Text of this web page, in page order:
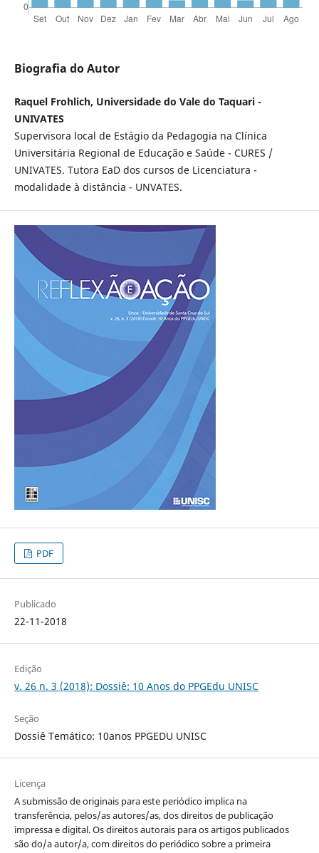
Biografia do Autor
Raquel Frohlich, Universidade do Vale do Taquari -
UNIVATES
Supervisora local de Estágio da Pedagogia na Clínica
Universitária Regional de Educação e Saúde - CURES /
UNIVATES. Tutora EaD dos cursos de Licenciatura -
modalidade à distância - UNVATES.
PDF
Publicado
22-11-2018
Edição
v. 26 n. 3 (2018): Dossiê: 10 Anos do PPGEdu UNISC
Seção
Dossiê Temático: 10anos PPGEDU UNISC
Licença
A submissão de originais para este periódico implica na
transferência, pelos/as autores/as, dos direitos de publicação
impressa e digital. Os direitos autorais para os artigos publicados
são do/a autor/a, com direitos do periódico sobre a primeira